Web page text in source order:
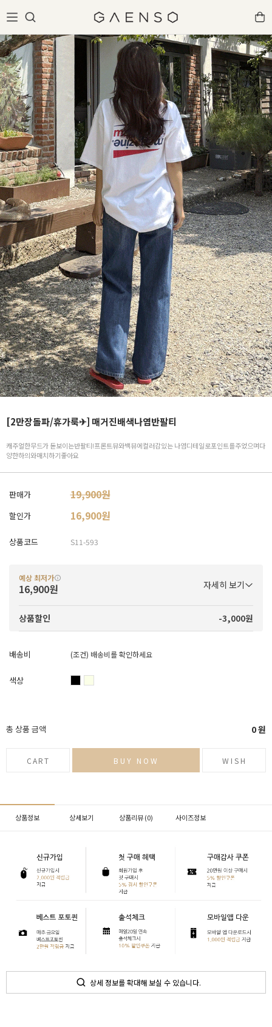
[2만장돌파/휴가룩✈] 매거진배색나염반팔티
캐주얼한무드가 돋보이는반팔티!프론트뷰와백뷰에컬러감있는 나염디테일로포인트를주었으며다
양한하의와매치하기좋아요
판매가 19,900원
할인가 16,900원
상품코드 S11-593
예상 최저가
16,900원 자세히 보기
상품할인 -3,000원
배송비 (조건) 배송비를 확인하세요
색상
총 상품 금액 0원
CART BUY NOW WISH
상품정보 상세보기 상품리뷰 (0) 사이즈정보
상세 정보를 확대해 보실 수 있습니다.